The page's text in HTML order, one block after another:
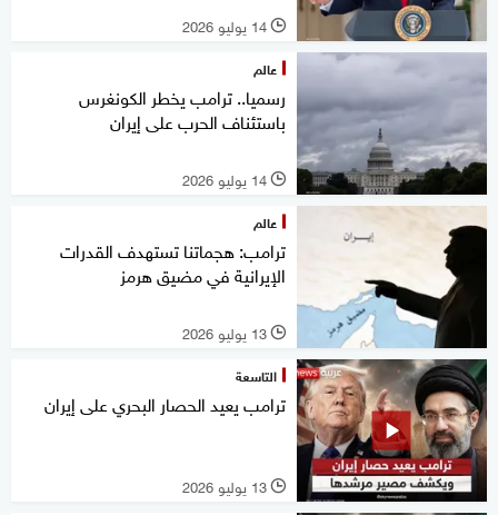
l 14 يوليو 2026
عالم
رسميا.. ترامب يخطر الكونغرس
باستئناف الحرب على إيران
l 14 يوليو 2026
عالم
ترامب: هجماتنا تستهدف القدرات
الإيرانية في مضيق هرمز
l 13 يوليو 2026
التاسعة
ترامب يعيد الحصار البحري على إيران
l 13 يوليو 2026